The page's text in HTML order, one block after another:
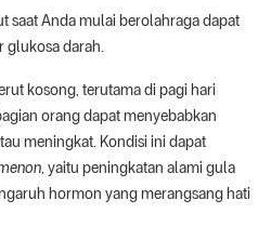
saat Anda mulai berolahraga dapat
glukosa darah.
kosong, terutama di pagi hari
orang dapat menyebabkan
meningkat. Kondisi ini dapat
, yaitu peningkatan alami gula
hormon yang merangsang hati